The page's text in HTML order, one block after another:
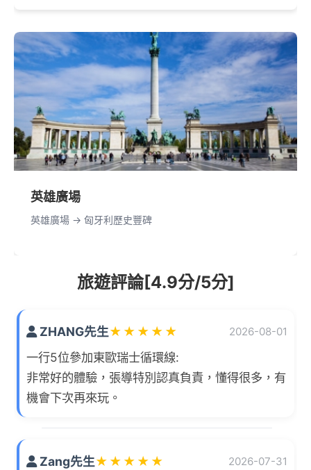
英雄廣場
英雄廣場 -> 匈牙利歷史豐碑
旅遊評論[4.9分/5分]
ZHANG先生★ ★ ★ ★ ★ 2026-08-01
一行5位參加東歐瑞士循環線:
非常好的體驗，張導特別認真負責，懂得很多，有
機會下次再來玩。
Zang先生★ ★ ★ ★ ★ 2026-07-31